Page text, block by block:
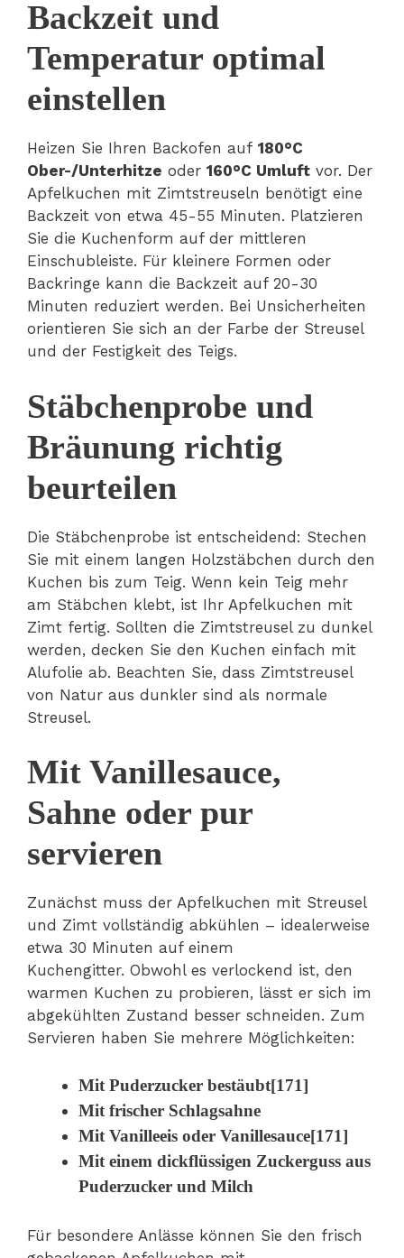
Backzeit und
Temperatur optimal
einstellen
Heizen Sie Ihren Backofen auf180°C
Ober-/Unterhitze oder160°C Umluft vor. Der
Apfelkuchen mit Zimtstreuseln benötigt eine
Backzeit von etwa 45-55 Minuten. Platzieren
Sie die Kuchenform auf der mittleren
Einschubleiste. Für kleinere Formen oder
Backringe kann die Backzeit auf 20-30
Minuten reduziert werden. Bei Unsicherheiten
orientieren Sie sich an der Farbe der Streusel
und der Festigkeit des Teigs.
Stäbchenprobe und
Bräunung richtig
beurteilen
Die Stäbchenprobe ist entscheidend: Stechen
Sie mit einem langen Holzstäbchen durch den
Kuchen bis zum Teig. Wenn kein Teig mehr
am Stäbchen klebt, ist Ihr Apfelkuchen mit
Zimt fertig. Sollten die Zimtstreusel zu dunkel
werden, decken Sie den Kuchen einfach mit
Alufolie ab. Beachten Sie, dass Zimtstreusel
von Natur aus dunkler sind als normale
Streusel.
Mit Vanillesauce,
Sahne oder pur
servieren
Zunächst muss der Apfelkuchen mit Streusel
und Zimt vollständig abkühlen – idealerweise
etwa 30 Minuten auf einem
Kuchengitter. Obwohl es verlockend ist, den
warmen Kuchen zu probieren, lässt er sich im
abgekühlten Zustand besser schneiden. Zum
Servieren haben Sie mehrere Möglichkeiten:
Mit Puderzucker bestäubt[171]
Mit frischer Schlagsahne
Mit Vanilleeis oder Vanillesauce[171]
Mit einem dickflüssigen Zuckerguss aus
Puderzucker und Milch
Für besondere Anlässe können Sie den frisch